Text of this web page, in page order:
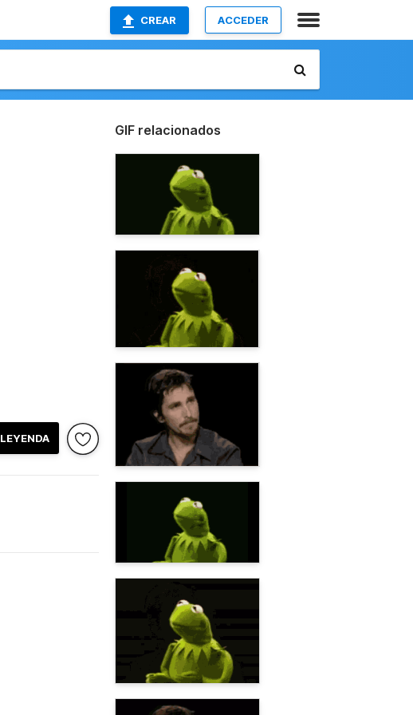
CREAR ACCEDER
LEYENDA
GIF relacionados